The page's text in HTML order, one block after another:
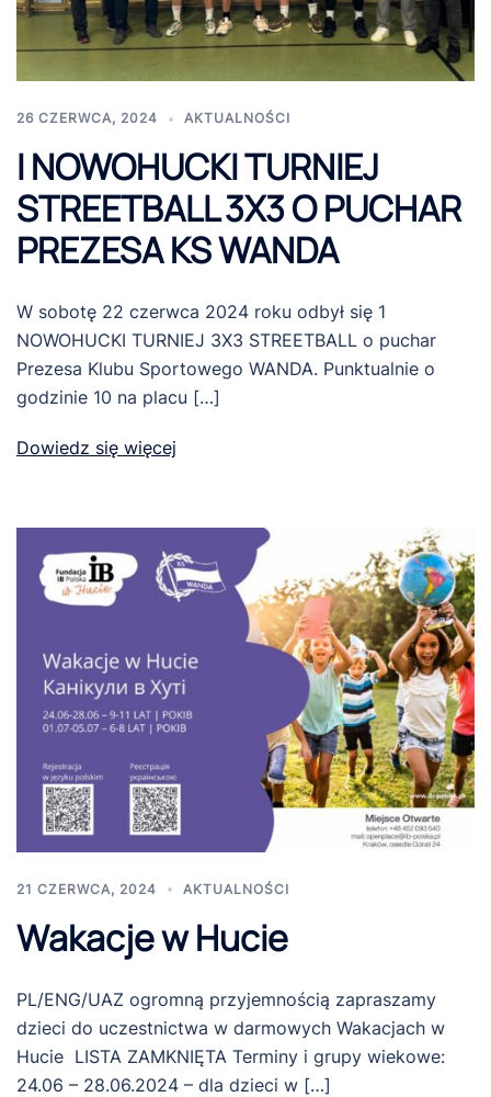
26 CZERWCA, 2024 AKTUALNOŚCI
I NOWOHUCKI TURNIEJ
STREETBALL 3X3 O PUCHAR
PREZESA KS WANDA
W sobotę 22 czerwca 2024 roku odbył się 1
NOWOHUCKI TURNIEJ 3X3 STREETBALL o puchar
Prezesa Klubu Sportowego WANDA. Punktualnie o
godzinie 10 na placu […]
Dowiedz się więcej
21 CZERWCA, 2024 AKTUALNOŚCI
Wakacje w Hucie
PL/ENG/UAZ ogromną przyjemnością zapraszamy
dzieci do uczestnictwa w darmowych Wakacjach w
Hucie LISTA ZAMKNIĘTA Terminy i grupy wiekowe:
24.06 – 28.06.2024 – dla dzieci w […]